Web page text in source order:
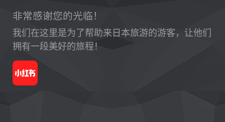
非常感谢您的光临！
我们在这里是为了帮助来日本旅游的游客，让他们
拥有一段美好的旅程！